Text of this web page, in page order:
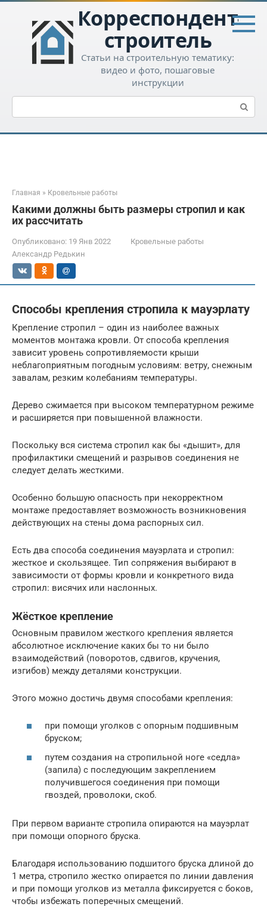
Перейти
контенту
Корреспондент-
строитель
Статьи на строительную тематику:
видео и фото, пошаговые
инструкции
Поиск:
Главная » Кровельные работы
Какими должны быть размеры стропил и как
их рассчитать
Опубликовано: 19 Янв 2022
Кровельные работы
Александр Редькин
Способы крепления стропила к мауэрлату
Крепление стропил – один из наиболее важных
моментов монтажа кровли. От способа крепления
зависит уровень сопротивляемости крыши
неблагоприятным погодным условиям: ветру, снежным
завалам, резким колебаниям температуры.
Дерево сжимается при высоком температурном режиме
и расширяется при повышенной влажности.
Поскольку вся система стропил как бы «дышит», для
профилактики смещений и разрывов соединения не
следует делать жесткими.
Особенно большую опасность при некорректном
монтаже предоставляет возможность возникновения
действующих на стены дома распорных сил.
Есть два способа соединения мауэрлата и стропил:
жесткое и скользящее. Тип сопряжения выбирают в
зависимости от формы кровли и конкретного вида
стропил: висячих или наслонных.
Жёсткое крепление
Основным правилом жесткого крепления является
абсолютное исключение каких бы то ни было
взаимодействий (поворотов, сдвигов, кручения,
изгибов) между деталями конструкции.
Этого можно достичь двумя способами крепления:
при помощи уголков с опорным подшивным
бруском;
путем создания на стропильной ноге «седла»
(запила) с последующим закреплением
получившегося соединения при помощи
гвоздей, проволоки, скоб.
При первом варианте стропила опираются на мауэрлат
при помощи опорного бруска.
Благодаря использованию подшитого бруска длиной до
1 метра, стропило жестко опирается по линии давления
и при помощи уголков из металла фиксируется с боков,
чтобы избежать поперечных смещений.